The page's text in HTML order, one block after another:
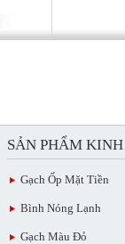
SẢN PHẨM
Gạch Ốp Mặt Tiền
Bình Nóng Lạnh
Gạch Màu Đỏ